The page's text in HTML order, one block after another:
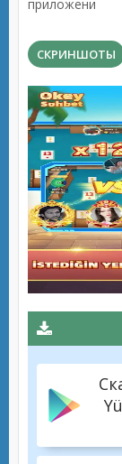
приложени
СКРИНШОТЫ